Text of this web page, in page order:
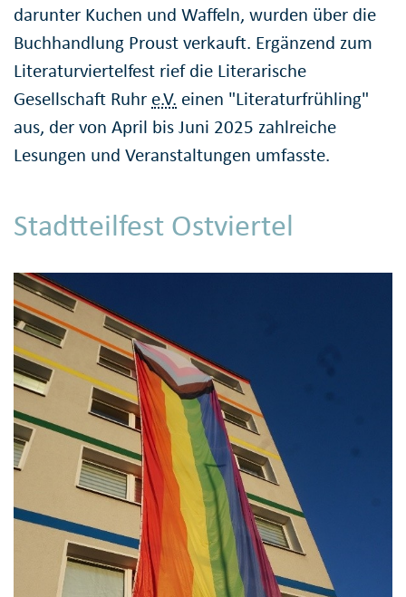
darunter Kuchen und Waffeln, wurden über die
Buchhandlung Proust verkauft. Ergänzend zum
Literaturviertelfest rief die Literarische
Gesellschaft Ruhr e.V. einen "Literaturfrühling"
aus, der von April bis Juni 2025 zahlreiche
Lesungen und Veranstaltungen umfasste.
Stadtteilfest Ostviertel